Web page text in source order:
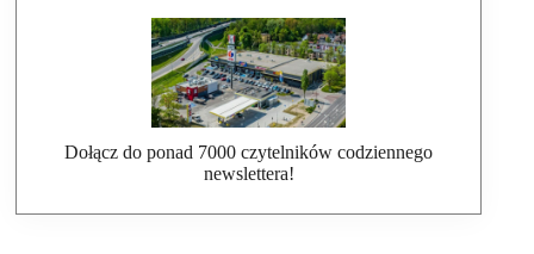
Dołącz do ponad 7000 czytelników codziennego
newslettera!